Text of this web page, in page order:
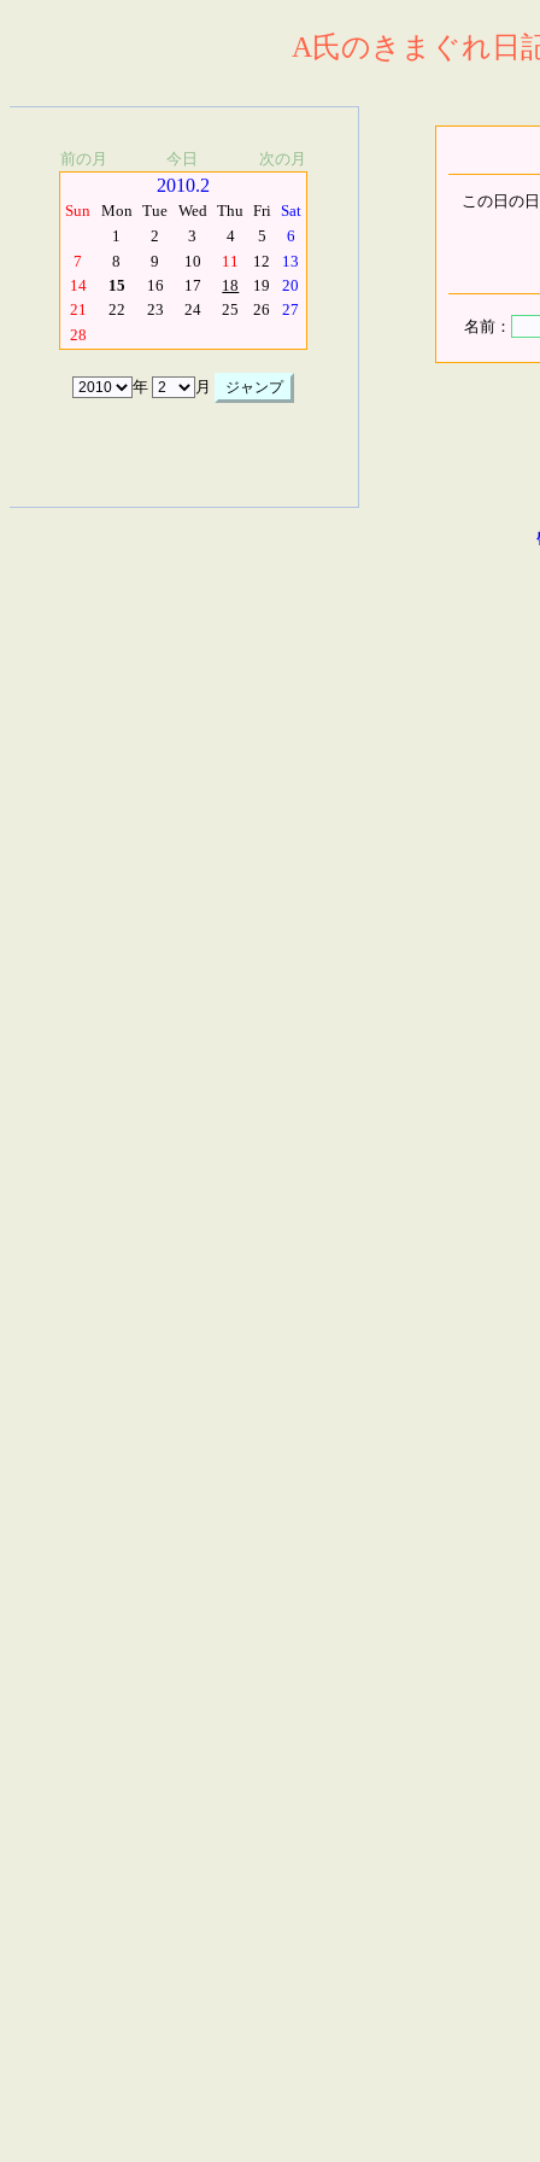
A氏のきまぐれ日
前の月 今日 次の月
2010.2
Sun Mon Tue Wed Thu Fri Sat
1
2 3 4 5
6
7
8 9 10 11 12
13
14
15 16 17 18 19
20
21
22 23 24 25 26
27
28
年 月
この日の
名前：